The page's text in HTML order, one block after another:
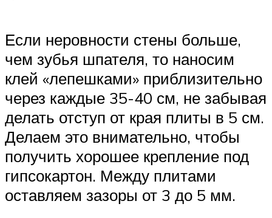
Если неровности стены больше,
чем зубья шпателя, то наносим
клей «лепешками» приблизительно
через каждые 35-40 см, не забывая
делать отступ от края плиты в 5 см.
Делаем это внимательно, чтобы
получить хорошее крепление под
гипсокартон. Между плитами
оставляем зазоры от 3 до 5 мм.